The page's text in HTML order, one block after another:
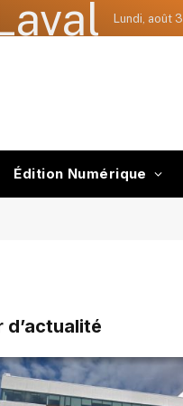
Lundi, août 3
Édition Numérique
d’actualité